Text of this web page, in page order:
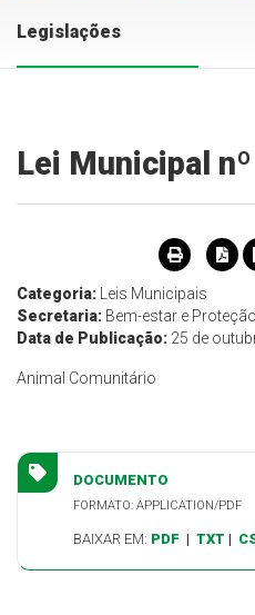
Legislações
Lei Municipal
Categoria:
Leis Municipais
Secretaria: Bem-estar e
Data de Publicação: 25 de
Animal Comunitário
DOCUMENTO
FORMATO: APPLICATION/PDF
BAIXAR EM: PDF | TXT |